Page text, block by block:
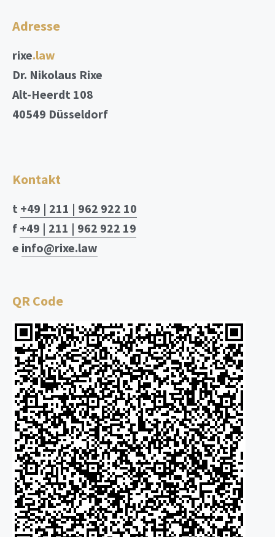
Adresse
rixe.law
Dr. Nikolaus Rixe
Alt-Heerdt 108
40549 Düsseldorf
Kontakt
t +49 | 211 | 962 922 10
f +49 | 211 | 962 922 19
e info@rixe.law
QR Code